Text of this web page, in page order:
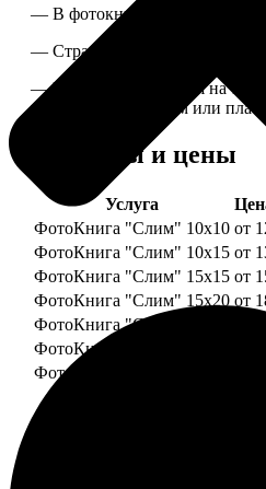
— В фотокниге может быть от
— Страницы плотные,
— Книга раскрывается на 180
укреплены картоном или
Форматы и цены
Услуга
ФотоКнига "Слим" 10x10 от
ФотоКнига "Слим" 10x15 от
ФотоКнига "Слим" 15x15 от
ФотоКнига "Слим" 15x20 от
ФотоКнига "Слим" 20x20
от
ФотоКнига "Слим" 20x30
ФотоКнига "Слим" 25x25